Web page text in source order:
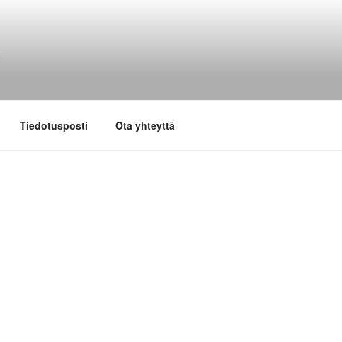
Tiedotusposti Ota yhteyttä